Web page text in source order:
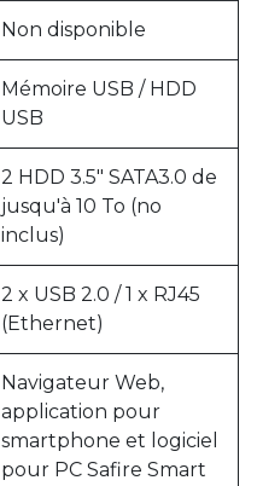
Non disponible
Mémoire USB / HDD
USB
2 HDD 3.5" SATA3.0 de
jusqu'à 10 To (no
inclus)
2 x USB 2.0 / 1 x RJ45
(Ethernet)
Navigateur Web,
application pour
smartphone et logiciel
pour PC Safire Smart